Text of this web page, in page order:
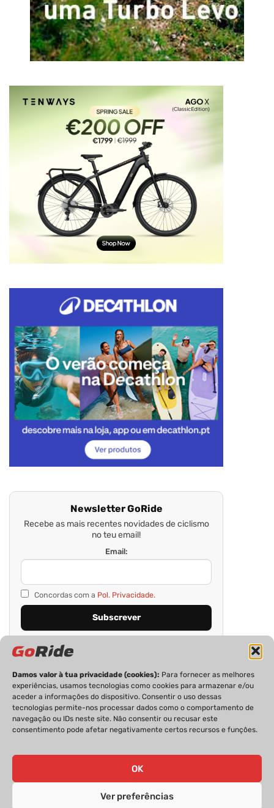
Damos valor à tua privacidade (cookies): Para fornecer as melhores
experiências, usamos tecnologias como cookies para armazenar e/ou
aceder a informações do dispositivo. Consentir o uso dessas
tecnologias permite-nos processar dados como o comportamento de
navegação ou IDs neste site. Não consentir ou recusar este
consentimento pode afetar negativamente certos recursos e funções.
OK
Ver preferências
Newsletter GoRide
Recebe as mais recentes novidades de ciclismo
no teu email!
Email:
Concordas com a Pol. Privacidade.
PRIVACIDADE FICHA TÉCNICA
ESTATUTO EDITORIAL